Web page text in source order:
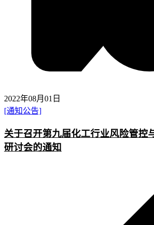
2022年08月01日
[通知公告]
关于召开第九届化工行业风险管控
研讨会的通知